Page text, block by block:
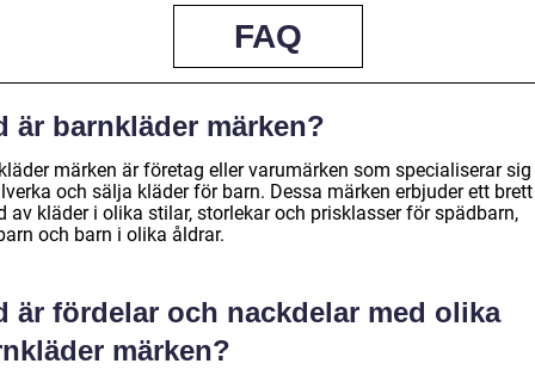
FAQ
är barnkläder märken?
märken är företag eller varumärken som specialiserar
och sälja kläder för barn. Dessa märken erbjuder ett brett
av kläder i olika stilar, storlekar och prisklasser för spädbarn,
och barn i olika åldrar.
är fördelar och nackdelar med olika
märken?